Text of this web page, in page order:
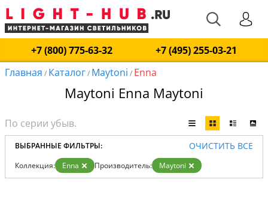
+7 (800) 775-63-32
+7 (495) 255-03-21
Главная / Каталог/ Maytoni / Enna
Maytoni Enna Maytoni
ВЫБРАННЫЕ ФИЛЬТРЫ: ОЧИСТИТЬ ВСЕ
Коллекция: Enna Производитель: Maytoni